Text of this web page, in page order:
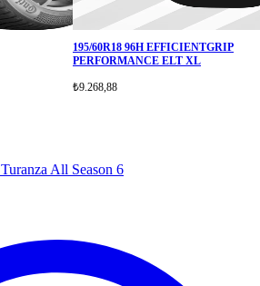
195/60R18 96H EFFICIENTGRIP
PERFORMANCE ELT XL
₺9.268,88
Turanza All Season 6